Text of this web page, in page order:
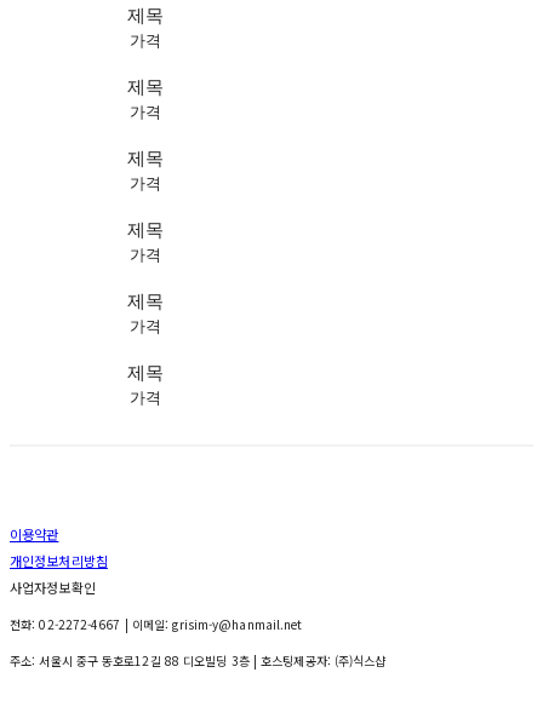
제목
가격
제목
가격
제목
가격
제목
가격
제목
가격
제목
가격
이용약관
개인정보처리방침
사업자정보확인
전화: 02-2272-4667 | 이메일: grisim-y@hanmail.net
주소: 서울시 중구 동호로12길 88 디오빌딩 3층| 호스팅제공자: (주)식스샵